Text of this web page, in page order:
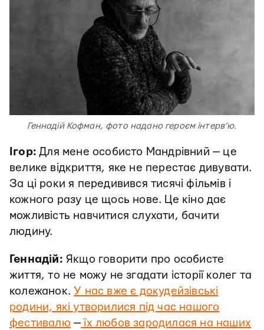
Геннадій Кофман, фото надано героєм інтерв’ю.
Ігор: Для мене особисто Мандрівний — це
велике відкриття, яке не перестає дивувати.
За ці роки я передивився тисячі фільмів і
кожного разу це щось нове. Це кіно дає
можливість навчитися слухати, бачити
людину.
Геннадій: Якщо говорити про особисте
життя, то не можу не згадати історії колег та
колежанок. У нас вже є докудейзівські
родини, які утворилися під час нашого
фестивалю— їх любов зародилася на наших